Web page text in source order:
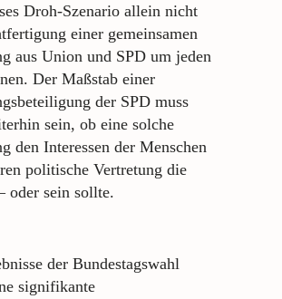
Droh-Szenario allein nicht
einer gemeinsamen
aus Union und SPD um jeden
Der Maßstab einer
der SPD muss
sein, ob eine solche
den Interessen der Menschen
politische Vertretung die
oder sein sollte.
der Bundestagswahl
signifikante